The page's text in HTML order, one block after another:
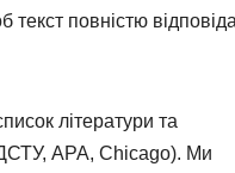
повністю
літератури та
APA, Chicago). Ми